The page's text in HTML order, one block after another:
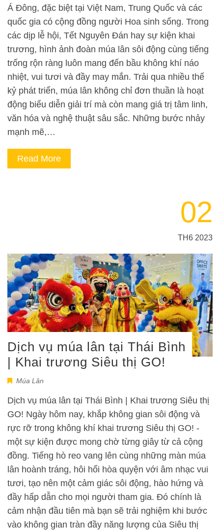
Á Đông, đặc biệt tại Việt Nam, Trung Quốc và các
quốc gia có cộng đồng người Hoa sinh sống. Trong
các dịp lễ hội, Tết Nguyên Đán hay sự kiện khai
trương, hình ảnh đoàn múa lân sôi động cùng tiếng
trống rộn ràng luôn mang đến bầu không khí náo
nhiệt, vui tươi và đầy may mắn. Trải qua nhiều thế
kỷ phát triển, múa lân không chỉ đơn thuần là hoạt
động biểu diễn giải trí mà còn mang giá trị tâm linh,
văn hóa và nghệ thuật sâu sắc. Những bước nhảy
mạnh mẽ,…
Read More
02
TH6 2023
Dịch vụ múa lân tại Thái Bình
| Khai trương Siêu thị GO!
Múa Lân
Dịch vụ múa lân tại Thái Bình | Khai trương Siêu thị
GO! Ngày hôm nay, khắp không gian sôi động và
rực rỡ trong không khí khai trương Siêu thị GO! -
một sự kiện được mong chờ từng giây từ cả cộng
đồng. Tiếng hò reo vang lên cùng những màn múa
lân hoành tráng, hôi hổi hòa quyện với âm nhạc vui
tươi, tạo nên một cảm giác sôi động, hào hứng và
đầy hấp dẫn cho mọi người tham gia. Đó chính là
cảm nhận đầu tiên mà bạn sẽ trải nghiệm khi bước
vào không gian tràn đầy năng lượng của Siêu thị